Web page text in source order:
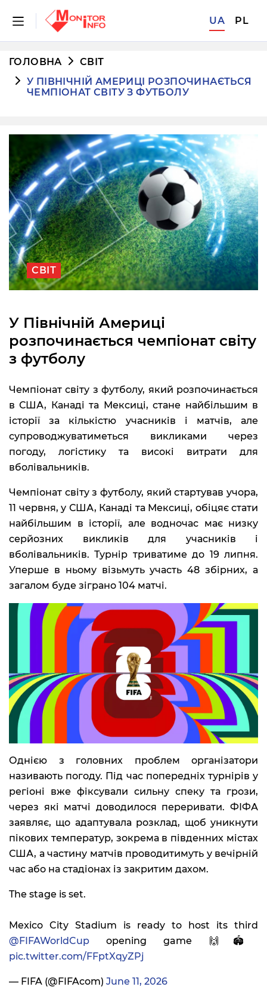
UA PL
ГОЛОВНА
СВІТ
У ПІВНІЧНІЙ АМЕРИЦІ РОЗПОЧИНАЄТЬСЯ
ЧЕМПІОНАТ СВІТУ З ФУТБОЛУ
СВІТ
У Північній Америці
розпочинається чемпіонат світу
з футболу
Чемпіонат світу з футболу, який розпочинається
в США, Канаді та Мексиці, стане найбільшим в
історії за кількістю учасників і матчів, але
супроводжуватиметься викликами через
погоду, логістику та високі витрати для
вболівальників.
Чемпіонат світу з футболу, який стартував учора,
11 червня, у США, Канаді та Мексиці, обіцяє стати
найбільшим в історії, але водночас має низку
серйозних викликів для учасників і
вболівальників. Турнір триватиме до 19 липня.
Уперше в ньому візьмуть участь 48 збірних, а
загалом буде зіграно 104 матчі.
Однією з головних проблем організатори
називають погоду. Під час попередніх турнірів у
регіоні вже фіксували сильну спеку та грози,
через які матчі доводилося переривати. ФІФА
заявляє, що адаптувала розклад, щоб уникнути
пікових температур, зокрема в південних містах
США, а частину матчів проводитимуть у вечірній
час або на стадіонах із закритим дахом.
The stage is set.
Mexico City Stadium is ready to host its third
@FIFAWorldCup opening game 🙌🏟️
pic.twitter.com/FFptXqyZPj
— FIFA (@FIFAcom) June 11, 2026